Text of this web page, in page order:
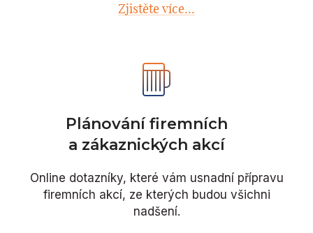
Zjistěte více...
Plánování firemních
a zákaznických akcí
Online dotazníky, které vám usnadní přípravu
firemních akcí, ze kterých budou všichni
nadšení.